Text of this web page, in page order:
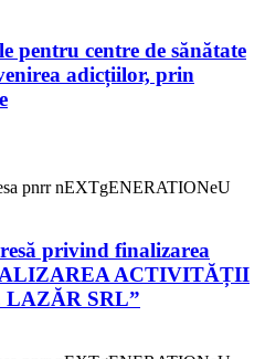
pentru centre de sănătate
adicțiilor, prin
privind finalizarea
ACTIVITĂȚII
LAZĂR SRL”